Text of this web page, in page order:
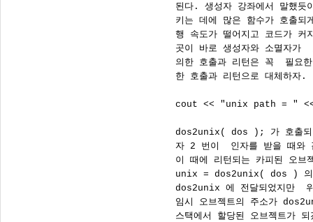
된다. 생성자 강좌에서 말했듯
키는 데에 많은 함수가 호출되
행 속도가 떨어지고 코드가 커
곳이 바로 생성자와 소멸자가
의한 호출과 리턴은 꼭  필요
한 호출과 리턴으로 대체하자.
cout << "unix path = "
dos2unix( dos ); 가 호출되
자 2 번이  인자를 받을 때와
이 때에 리턴되는 카피된 오브
unix = dos2unix( dos ) 의
dos2unix 에 전달되었지만
임시 오브젝트의 주소가
스택에서 할당된 오브젝트가 되